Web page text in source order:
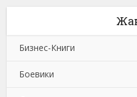
Бизнес-Книги
Банковское дело
Боевики